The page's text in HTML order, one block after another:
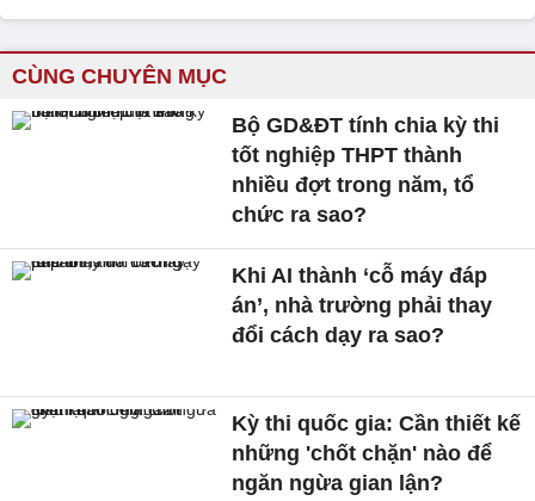
CÙNG CHUYÊN MỤC
Bộ GD&ĐT tính chia kỳ thi
tốt nghiệp THPT thành
nhiều đợt trong năm, tổ
chức ra sao?
Khi AI thành ‘cỗ máy đáp
án’, nhà trường phải thay
đổi cách dạy ra sao?
Kỳ thi quốc gia: Cần thiết kế
những 'chốt chặn' nào để
ngăn ngừa gian lận?